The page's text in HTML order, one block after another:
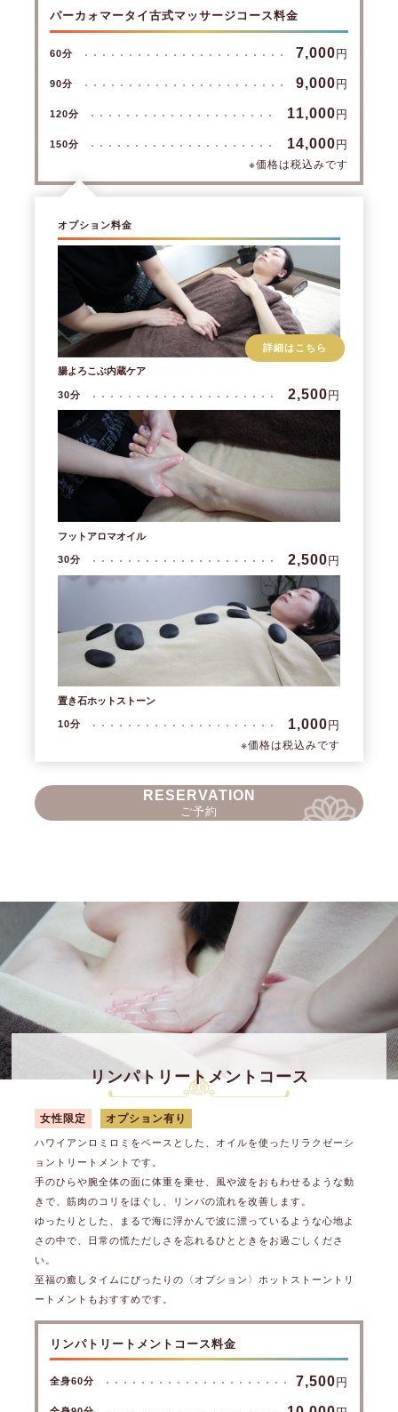
パーカォマータイ古式マッサージコース料金
60分 7,000 円
90分 9,000 円
120分 11,000 円
150分 14,000 円
※価格は税込みです
オプション料金
詳細はこちら
腸よろこぶ内蔵ケア
30分 2,500 円
フットアロマオイル
30分 2,500円
置き石ホットストーン
10分 1,000円
※価格は税込みです
RESERVATION
ご予約
リンパトリートメントコース
女性限定 オプション有り
ハワイアンロミロミをベースとした、オイルを使ったリラクゼーシ
ョントリートメントです。
手のひらや腕全体の面に体重を乗せ、風や波をおもわせるような動
きで、筋肉のコリをほぐし、リンパの流れを改善します。
ゆったりとした、まるで海に浮かんで波に漂っているような心地よ
さの中で、日常の慌ただしさを忘れるひとときをお過ごしくださ
い。
至福の癒しタイムにぴったりの〈オプション〉ホットストーントリ
ートメントもおすすめです。
リンパトリートメントコース料金
全身60分 7,500円